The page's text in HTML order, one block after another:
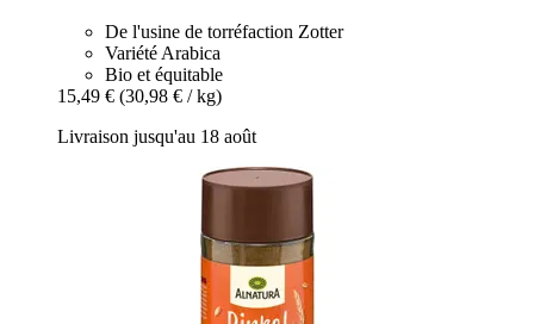
De l'usine de torréfaction Zotter
Variété Arabica
Bio et équitable
15,49 € (30,98 € / kg)
Livraison jusqu'au 18 août